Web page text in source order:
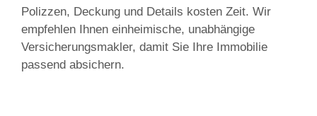
Polizzen, Deckung und Details kosten Zeit. Wir
empfehlen Ihnen einheimische, unabhängige
Versicherungsmakler, damit Sie Ihre Immobilie
passend absichern.